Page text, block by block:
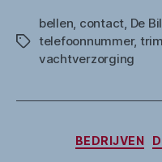
Tags
bellen, contact, De
telefoonnummer,
vachtverzorging
BEDRIJVEN